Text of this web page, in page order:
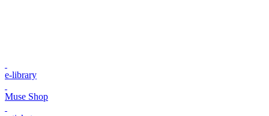
e-library
Muse Shop